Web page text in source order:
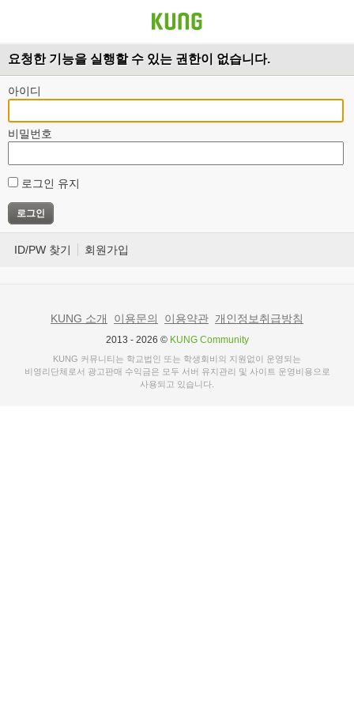
요청한 기능을 실행할 수 있는 권한이 없습니다.
아이디
비밀번호
로그인 유지
ID/PW 찾기 회원가입
KUNG 소개 이용문의 이용약관 개인정보취급방침
2013 - 2026 © KUNG Community
KUNG 커뮤니티는 학교법인 또는 학생회비의 지원없이 운영되는
비영리단체로서 광고판매 수익금은 모두 서버 유지관리 및 사이트 운영비용으로
사용되고 있습니다.